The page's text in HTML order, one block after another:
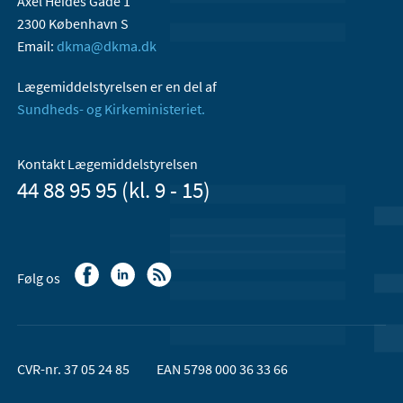
2300 København S
Email: dkma@dkma.dk
Lægemiddelstyrelsen er en del af
Sundheds- og Kirkeministeriet.
Kontakt Lægemiddelstyrelsen
44 88 95 95 (kl. 9 - 15)
Følg os
CVR-nr. 37 05 24 85 EAN 5798 000 36 33 66